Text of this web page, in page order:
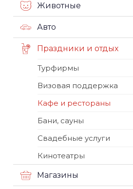
Животные
Авто
Праздники и отдых
Турфирмы
Визовая поддержка
Кафе и рестораны
Бани, сауны
Свадебные услуги
Кинотеатры
Магазины